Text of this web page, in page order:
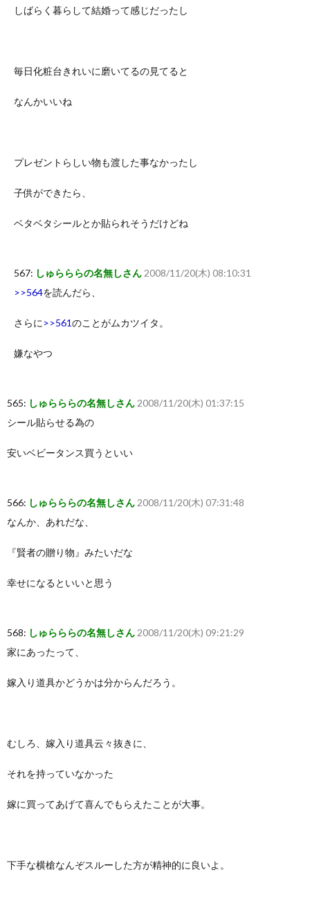
しばらく暮らして結婚って感じだったし
毎日化粧台きれいに磨いてるの見てると
なんかいいね
プレゼントらしい物も渡した事なかったし
子供ができたら、
ベタベタシールとか貼られそうだけどね
567: しゅらららの名無しさん 2008/11/20(木) 08:10:31
>>564を読んだら、
さらに >>561のことがムカツイタ。
嫌なやつ
565: しゅらららの名無しさん 2008/11/20(木) 01:37:15
シール貼らせる為の
安いベビータンス買うといい
566: しゅらららの名無しさん 2008/11/20(木) 07:31:48
なんか、あれだな、
『賢者の贈り物』みたいだな
幸せになるといいと思う
568: しゅらららの名無しさん 2008/11/20(木) 09:21:29
家にあったって、
嫁入り道具かどうかは分からんだろう。
むしろ、嫁入り道具云々抜きに、
それを持っていなかった
嫁に買ってあげて喜んでもらえたことが大事。
下手な横槍なんぞスルーした方が精神的に良いよ。